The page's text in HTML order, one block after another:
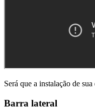
Será que a instalação de
Barra lateral